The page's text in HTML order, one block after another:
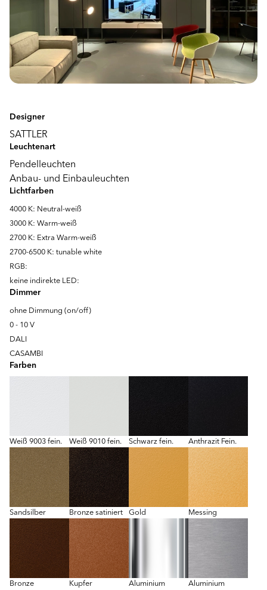
Designer
SATTLER
Leuchtenart
Pendelleuchten
Anbau- und Einbauleuchten
Lichtfarben
4000 K: Neutral-weiß
3000 K: Warm-weiß
2700 K: Extra Warm-weiß
2700-6500 K: tunable white
RGB:
keine indirekte LED:
Dimmer
ohne Dimmung (on/off)
0 - 10 V
DALI
CASAMBI
Farben
Weiß 9003 fein. Weiß 9010 fein. Schwarz fein. Anthrazit Fein.
Sandsilber Bronze satiniert Gold Messing
Bronze Kupfer
Aluminium
Aluminium